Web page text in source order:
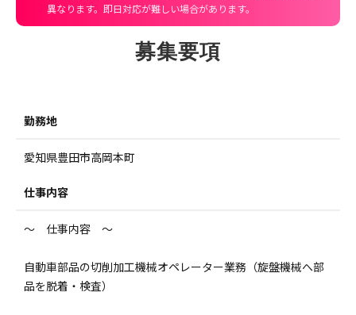
異なります。即日対応が難しい場合があります。
募集要項
勤務地
愛知県豊田市高岡本町
仕事内容
～ 仕事内容 ～
自動車部品の切削加工機械オペレーター業務（旋盤機械へ部
品を脱着・検査）